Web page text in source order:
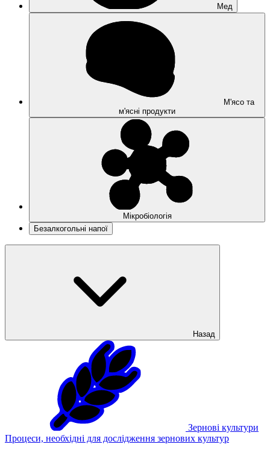
Мед
М'ясо та
м'ясні продукти
Мікробіологія
Безалкогольні напої
Назад
Зернові культури
Процеси, необхідні для дослідження зернових культур